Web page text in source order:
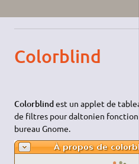
Colorblind
Colorblindest un applet de
de filtres pour daltonien
bureau Gnome.